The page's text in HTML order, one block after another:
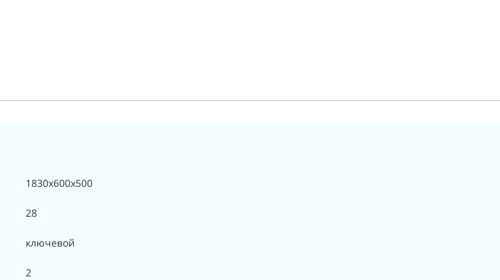
1830x600x500
28
ключевой
2